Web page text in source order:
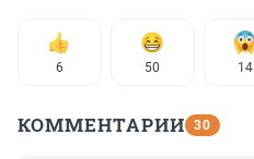
6 50 14
КОММЕНТАРИИ 30